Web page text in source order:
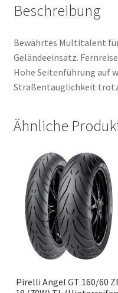
Beschreibung
Bewährtes Multitalent
Geländeeinsatz.
Hohe Seitenführung auf
Straßentauglichkeit
Ähnliche
Pirelli Angel GT 160/60